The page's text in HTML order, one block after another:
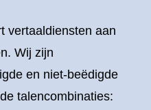
vertaaldiensten aan
Wij zijn
en niet-beëdigde
talencombinaties: